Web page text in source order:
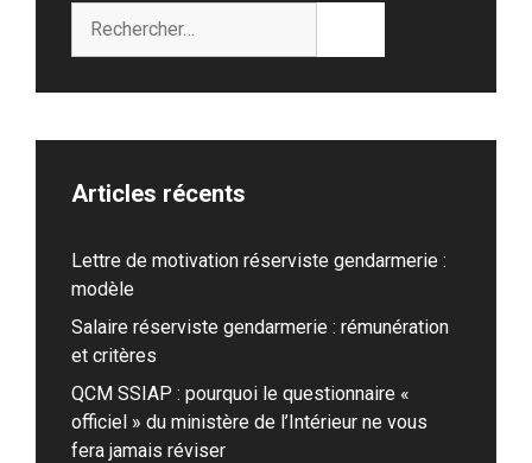
Articles récents
Lettre de motivation réserviste gendarmerie :
modèle
Salaire réserviste gendarmerie : rémunération
et critères
QCM SSIAP : pourquoi le questionnaire «
officiel » du ministère de l’Intérieur ne vous
fera jamais réviser